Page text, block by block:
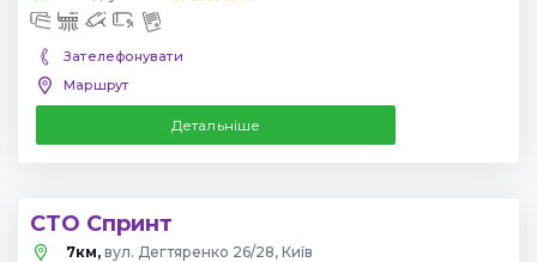
Зателефонувати
Маршрут
Детальніше
СТО Спринт
7км, вул. Дегтяренко 26/28, Київ